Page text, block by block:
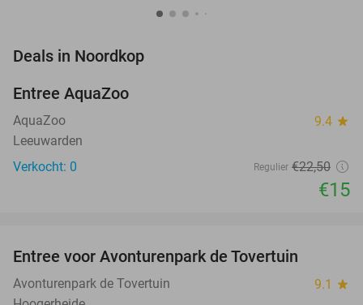
Deals in Noordkop
TODAY
Entree AquaZoo
AquaZoo 9.4 star
Leeuwarden
Verkocht: 0
Regulier €22,50
€15
TODAY
Entree voor Avonturenpark de Tovertuin
Avonturenpark de Tovertuin 9.1 star